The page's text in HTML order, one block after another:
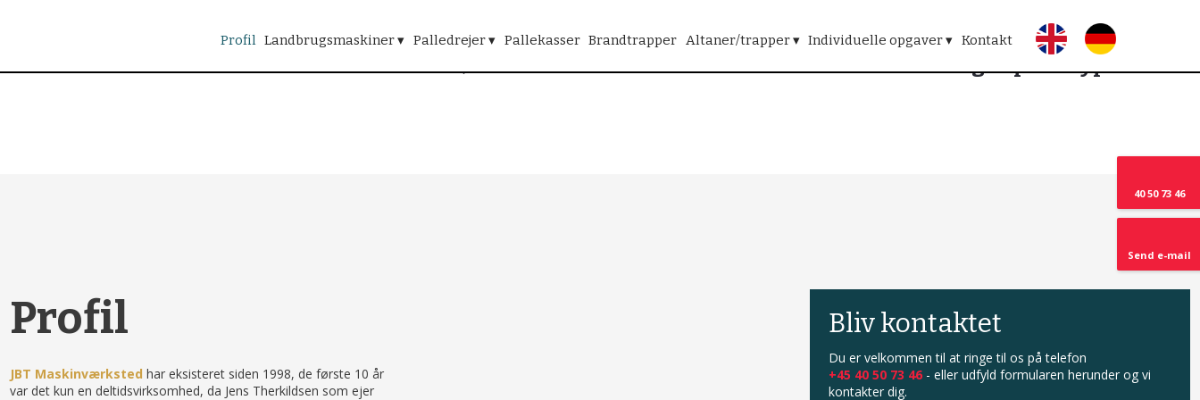
4050 73 46
Send e-mail​
Profil Landbrugsmaskiner ▾ Palledrejer ▾ Pallekasser Brandtrapper Altaner/trapper ▾ Individuelle opgaver ▾ Kontakt ​
Siden 1998 Fører dine idéer ud i livet Fremstilling af prototype
Profil​
​JBT Maskinværksted har eksisteret siden 1998, de første 10 år
var det kun en deltidsvirksomhed, da Jens Therkildsen som ejer
​​Bliv kontaktet​
​Du er velkommen til at ringe til os på telefon
+45 40 50 73 46 - eller udfyld formularen herunder og vi
kontakter dig.​​​